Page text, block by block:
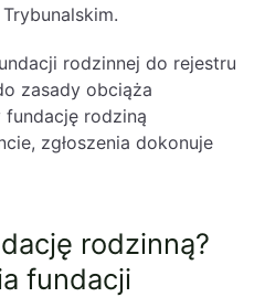
rodzinnej do rejestru
zasady obciąża
rodziną
zgłoszenia dokonuje
rodzinną?
fundacji